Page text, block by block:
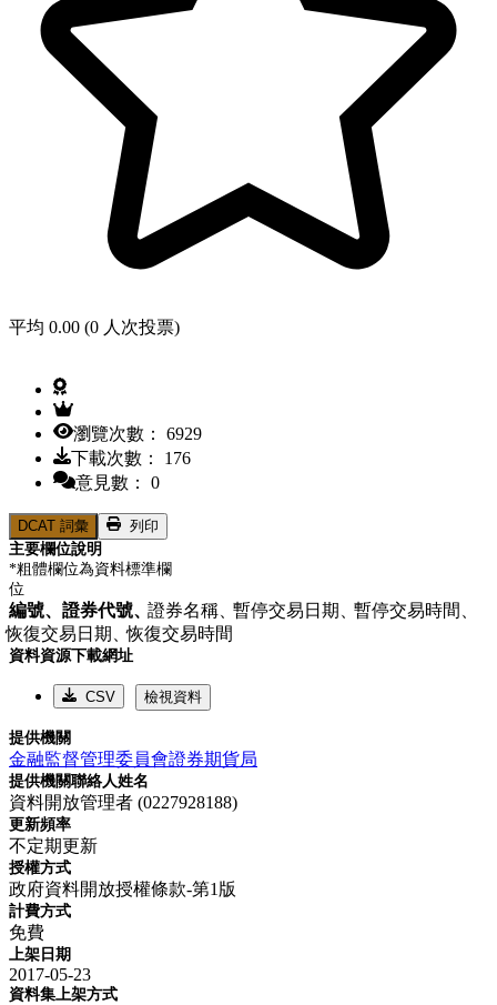
平均 0.00 (0 人次投票)
瀏覽次數： 6929
下載次數： 176
意見數： 0
DCAT 詞彙
列印
主要欄位說明
*粗體欄位為資料標準欄
位
編號、 證券代號、證券名稱、暫停交易日期、暫停交易時間、
恢復交易日期、恢復交易時間
資料資源下載網址
CSV 檢視資料
提供機關
金融監督管理委員會證券期貨局
提供機關聯絡人姓名
資料開放管理者 (0227928188)
更新頻率
不定期更新
授權方式
政府資料開放授權條款-第1版
計費方式
免費
上架日期
2017-05-23
資料集上架方式